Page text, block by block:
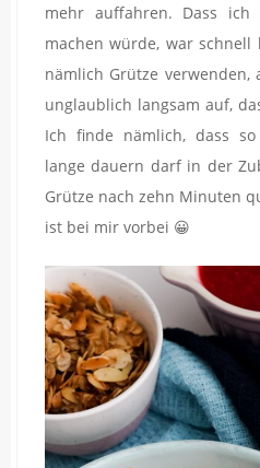
mehr auffahren. Dass
machen würde, war
nämlich Grütze
unglaublich langsam auf,
Ich finde nämlich, dass
lange dauern darf in der
Grütze nach zehn Minuten
ist bei mir vorbei 😀